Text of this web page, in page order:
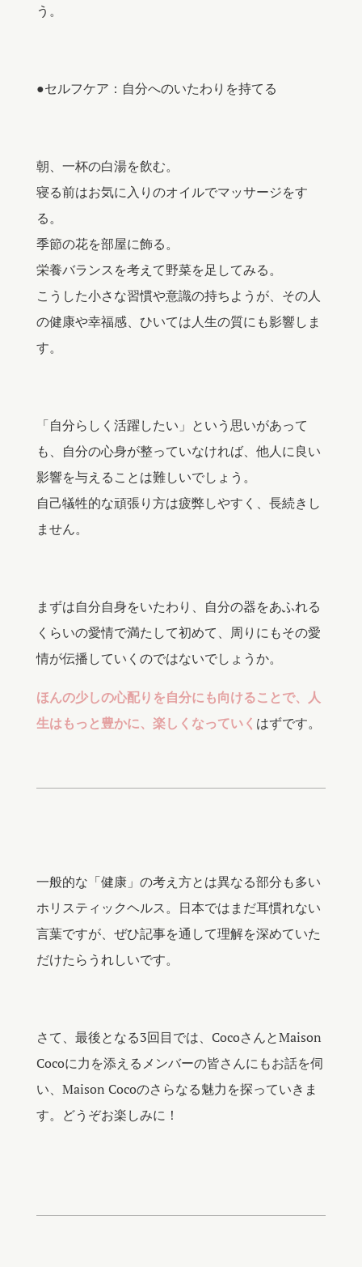
う。
●セルフケア：自分へのいたわりを持てる
朝、一杯の白湯を飲む。
寝る前はお気に入りのオイルでマッサージをす
る。
季節の花を部屋に飾る。
栄養バランスを考えて野菜を足してみる。
こうした小さな習慣や意識の持ちようが、その人
の健康や幸福感、ひいては人生の質にも影響しま
す。
「自分らしく活躍したい」という思いがあって
も、自分の心身が整っていなければ、他人に良い
影響を与えることは難しいでしょう。
自己犠牲的な頑張り方は疲弊しやすく、長続きし
ません。
まずは自分自身をいたわり、自分の器をあふれる
くらいの愛情で満たして初めて、周りにもその愛
情が伝播していくのではないでしょうか。
ほんの少しの心配りを自分にも向けることで、人
生はもっと豊かに、楽しくなっていく はずです。
一般的な「健康」の考え方とは異なる部分も多い
ホリスティックヘルス。日本ではまだ耳慣れない
言葉ですが、ぜひ記事を通して理解を深めていた
だけたらうれしいです。
さて、最後となる3回目では、CocoさんとMaison
Cocoに力を添えるメンバーの皆さんにもお話を伺
い、Maison Cocoのさらなる魅力を探っていきま
す。どうぞお楽しみに！